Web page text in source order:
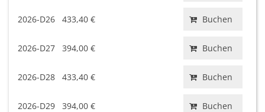
2026-D26 433,40 € Buchen
2026-D27 394,00 € Buchen
2026-D28 433,40 € Buchen
2026-D29 394,00 € Buchen